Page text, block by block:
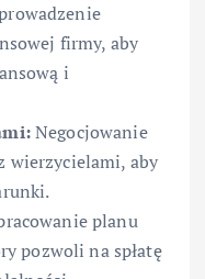
firmy, aby
i
Negocjowanie
wierzycielami, aby
planu
pozwoli na spłatę